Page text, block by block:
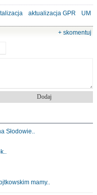
aktualizacja GPR UM
+ skomentuj
Słodowie..
mamy..